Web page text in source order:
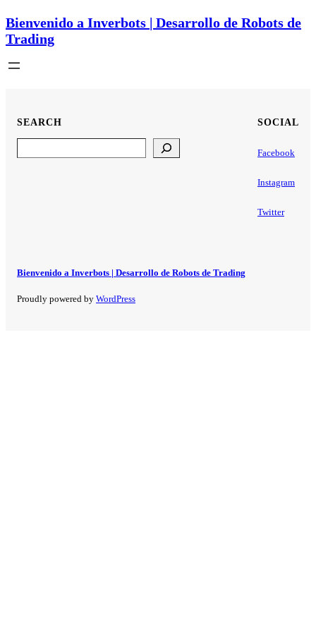
Bienvenido a Inverbots | Desarrollo de Robots de
Trading
SEARCH SOCIAL
Facebook
Instagram
Twitter
Bienvenido a Inverbots | Desarrollo de Robots de Trading
Proudly powered by WordPress